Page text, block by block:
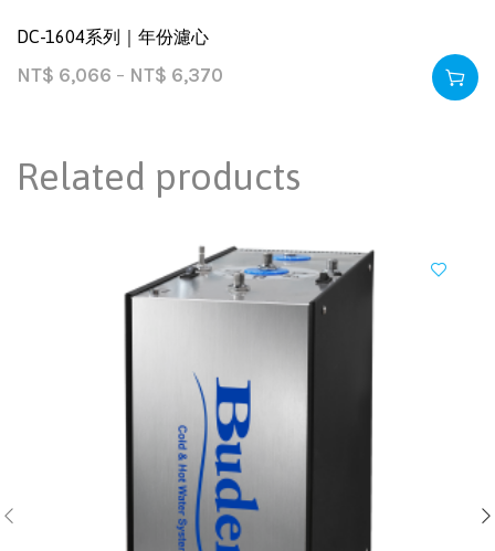
DC-1604系列｜年份濾心
NT$ 6,066 – NT$ 6,370
Related products